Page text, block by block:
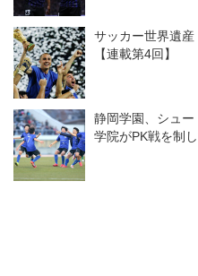
サッカー世界遺産
【連載第4回】
静岡学園、シュ
学院がPK戦を制